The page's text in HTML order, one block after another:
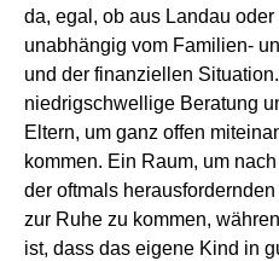
da, egal, ob aus Landau
unabhängig vom Familien-
und der finanziellen
niedrigschwellige Beratung
Eltern, um ganz offen
kommen. Ein Raum, um
der oftmals
zur Ruhe zu kommen,
ist, dass das eigene Kind in